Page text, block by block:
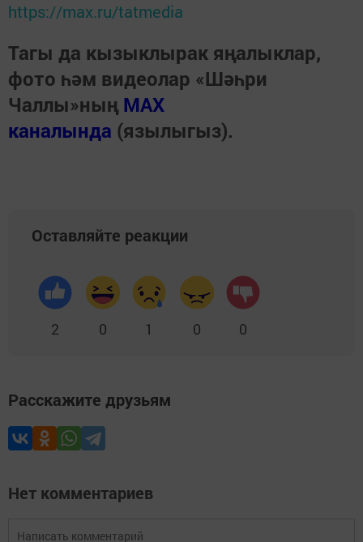
https://max.ru/tatmedia
Тагы да кызыклырак яңалыклар,
фото һәм видеолар «Шәһри
Чаллы»ның MAX
каналында (язылыгыз).
Оставляйте реакции
2 0 1 0 0
Расскажите друзьям
Нет комментариев